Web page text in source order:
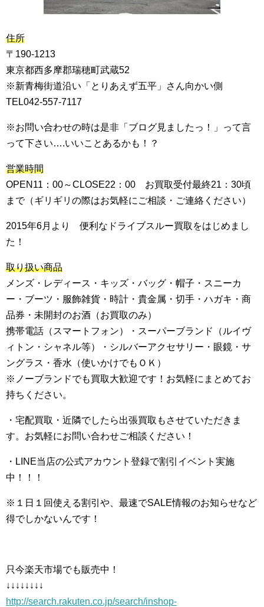
住所
〒190-1213
東京都西多摩郡瑞穂町武蔵52
※新青梅街道沿い「とりあえず五平」さん向かい側
TEL042-557-7117
※お問い合わせの時は是非「ブログ見ましたっ！」って言
って下さい….いいことあるかも！？
営業時間
OPEN11：00～CLOSE22：00 お買取受付最終21：30頃
まで（ギリギリの際はお気軽にご相談・ご連絡ください）
2015年6月より 便利なドライブスルー買取をはじめまし
た！
取り扱い商品
メンズ・レディース・キッズ・バッグ・帽子・スニーカ
ー・ブーツ・服飾雑貨・時計・貴金属・切手・ハガキ・商
品券・未開封のお酒（お買取のみ）
携帯電話（スマートフォン）・スーパーブランド（ルイヴ
ィトン・シャネル等）・シルバーアクセサリー・眼鏡・サ
ングラス・香水（使いかけでもＯＫ）
※ノーブランドでも買取大歓迎です！お気軽にまとめてお
持ちください。
・宅配買取・近隣でしたら出張買取もさせていただきま
す。お気軽にお問い合わせご相談ください！
・LINE当店の公式アカウント登録で割引イベント実施
中！！！
※１日１回使える割引や、最速でSALE情報のお知らせなど
得でしかないんです！
只今楽天市場でも販売中！
↓↓↓↓↓↓↓↓
http://search.rakuten.co.jp/search/inshop-